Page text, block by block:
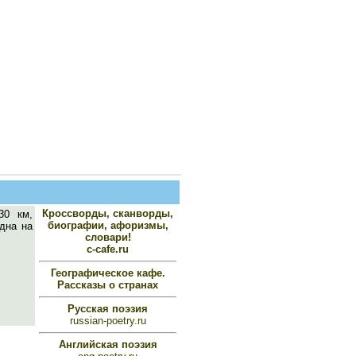
км,
на
Кроссворды, сканворды,
биографии, афоризмы,
словари!
c-cafe.ru
Географическое кафе.
Рассказы о странах
Русская поэзия
russian-poetry.ru
Английская поэзия